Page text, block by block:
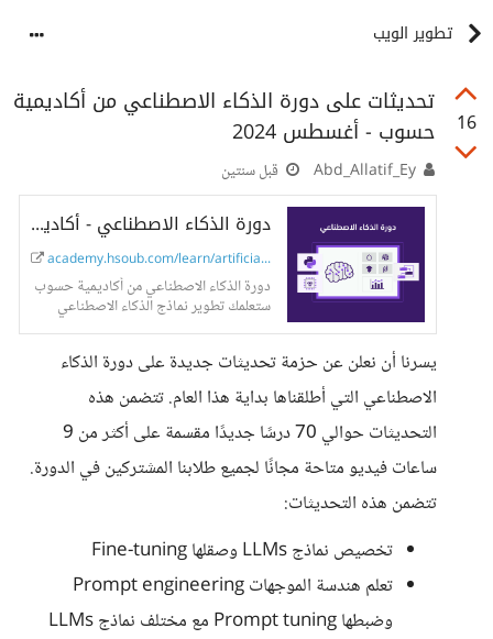
تطوير الويب
16
تحديثات على دورة الذكاء الاصطناعي من أكاديمية
حسوب - أغسطس 2024
قبل سنتين
دورة الذكاء الاصطناعي - أكاديمية حسوب
academy.hsoub.com/learn/artificial...
دورة الذكاء الاصطناعي من أكاديمية حسوب
ستعلمك تطوير نماذج الذكاء الاصطناعي
وتعلم الآلة وتحليل البيانات من الصفر حتى
يسرنا أن نعلن عن حزمة تحديثات جديدة على دورة الذكاء
الاصطناعي التي أطلقناها بداية هذا العام. تتضمن هذه
التحديثات حوالي 70 درسًا جديدًا مقسمة على أكثر من 9
ساعات فيديو متاحة مجانًا لجميع طلابنا المشتركين في الدورة.
تتضمن هذه التحديثات:
تخصيص نماذج LLMs وصقلها Fine-tuning
تعلم هندسة الموجهات Prompt engineering
وضبطها Prompt tuning مع مختلف نماذج LLMs